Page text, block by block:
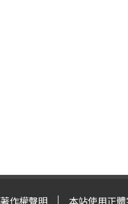
著作權聲明 本站使用正